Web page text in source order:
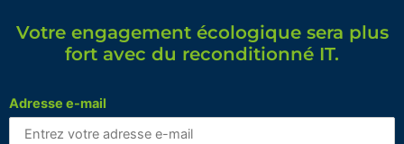
Votre engagement écologique sera plus
fort avec du reconditionné IT.
Adresse e-mail